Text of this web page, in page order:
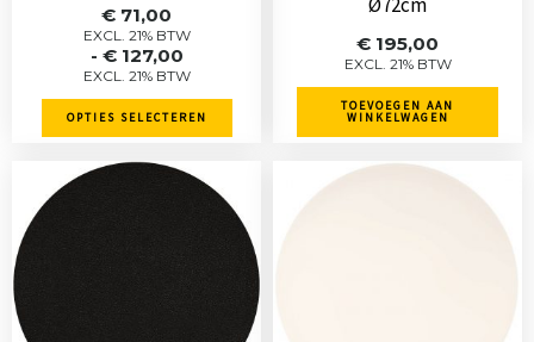
€ 71,00
EXCL. 21% BTW
- €127,00
EXCL. 21% BTW
Prijsklasse:
€ 71,00
tot
€ 127,00
OPTIES SELECTEREN
de
productpagina
€ 195,00
EXCL. 21% BTW
TOEVOEGEN AAN
WINKELWAGEN
variaties.